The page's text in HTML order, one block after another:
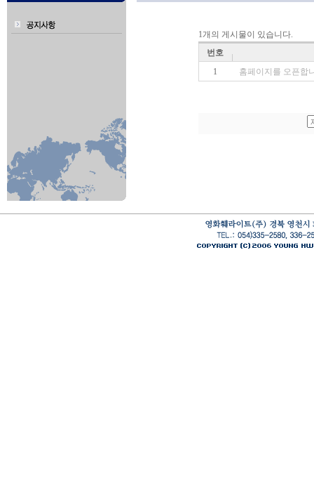
1개의 게시물이 있습니다.
번호
1
홈페이지를 오픈합